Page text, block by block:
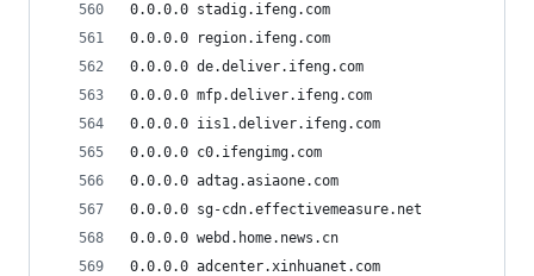
0.0.0.0 stadig.ifeng.com
0.0.0.0 region.ifeng.com
0.0.0.0 de.deliver.ifeng.com
0.0.0.0 mfp.deliver.ifeng.com
0.0.0.0 iis1.deliver.ifeng.com
0.0.0.0 c0.ifengimg.com
0.0.0.0 adtag.asiaone.com
0.0.0.0 sg-cdn.effectivemeasure.net
0.0.0.0 webd.home.news.cn
0.0.0.0 adcenter.xinhuanet.com